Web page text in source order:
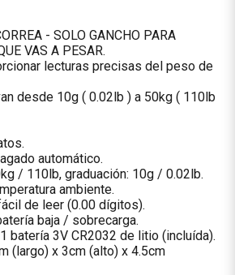
- SOLO GANCHO PARA
VAS A PESAR.
lecturas precisas del peso de
desde 10g ( 0.02lb ) a 50kg ( 110lb
automático.
/ 110lb, graduación: 10g / 0.02lb.
ambiente.
de leer (0.00 dígitos).
baja / sobrecarga.
batería 3V CR2032 de litio (incluída).
(largo) x 3cm (alto) x 4.5cm